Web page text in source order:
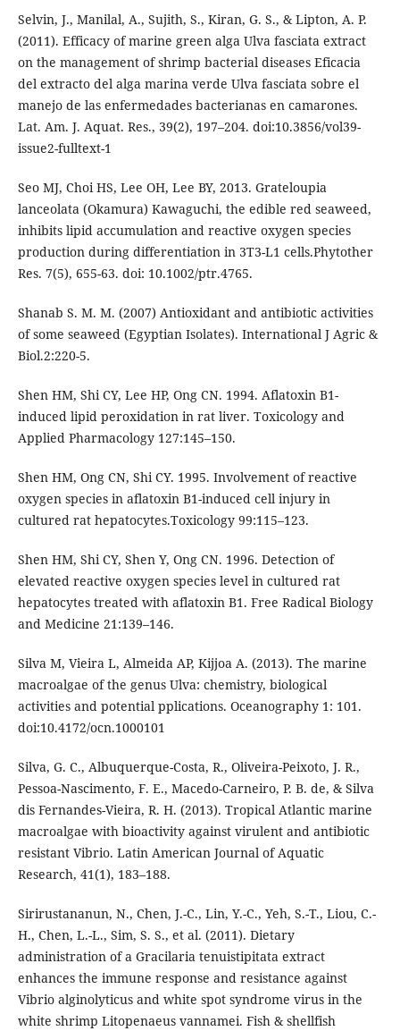
Selvin, J., Manilal, A., Sujith, S., Kiran, G. S., & Lipton, A. P.
(2011). Efficacy of marine green alga Ulva fasciata extract
on the management of shrimp bacterial diseases Eficacia
del extracto del alga marina verde Ulva fasciata sobre el
manejo de las enfermedades bacterianas en camarones.
Lat. Am. J. Aquat. Res., 39(2), 197–204. doi:10.3856/vol39-
issue2-fulltext-1
Seo MJ, Choi HS, Lee OH, Lee BY, 2013. Grateloupia
lanceolata (Okamura) Kawaguchi, the edible red seaweed,
inhibits lipid accumulation and reactive oxygen species
production during differentiation in 3T3-L1 cells.Phytother
Res. 7(5), 655-63. doi: 10.1002/ptr.4765.
Shanab S. M. M. (2007) Antioxidant and antibiotic activities
of some seaweed (Egyptian Isolates). International J Agric &
Biol.2:220-5.
Shen HM, Shi CY, Lee HP, Ong CN. 1994. Aflatoxin B1-
induced lipid peroxidation in rat liver. Toxicology and
Applied Pharmacology 127:145–150.
Shen HM, Ong CN, Shi CY. 1995. Involvement of reactive
oxygen species in aflatoxin B1-induced cell injury in
cultured rat hepatocytes.Toxicology 99:115–123.
Shen HM, Shi CY, Shen Y, Ong CN. 1996. Detection of
elevated reactive oxygen species level in cultured rat
hepatocytes treated with aflatoxin B1. Free Radical Biology
and Medicine 21:139–146.
Silva M, Vieira L, Almeida AP, Kijjoa A. (2013). The marine
macroalgae of the genus Ulva: chemistry, biological
activities and potential pplications. Oceanography 1: 101.
doi:10.4172/ocn.1000101
Silva, G. C., Albuquerque-Costa, R., Oliveira-Peixoto, J. R.,
Pessoa-Nascimento, F. E., Macedo-Carneiro, P. B. de, & Silva
dis Fernandes-Vieira, R. H. (2013). Tropical Atlantic marine
macroalgae with bioactivity against virulent and antibiotic
resistant Vibrio. Latin American Journal of Aquatic
Research, 41(1), 183–188.
Sirirustananun, N., Chen, J.-C., Lin, Y.-C., Yeh, S.-T., Liou, C.-
H., Chen, L.-L., Sim, S. S., et al. (2011). Dietary
administration of a Gracilaria tenuistipitata extract
enhances the immune response and resistance against
Vibrio alginolyticus and white spot syndrome virus in the
white shrimp Litopenaeus vannamei. Fish & shellfish